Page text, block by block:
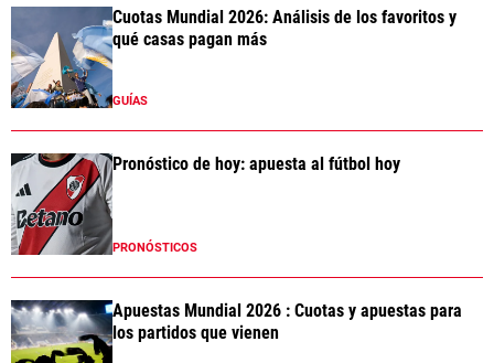
Cuotas Mundial 2026: Análisis de los favoritos y
qué casas pagan más
GUÍAS
Pronóstico de hoy: apuesta al fútbol hoy
PRONÓSTICOS
Apuestas Mundial 2026 : Cuotas y apuestas para
los partidos que vienen